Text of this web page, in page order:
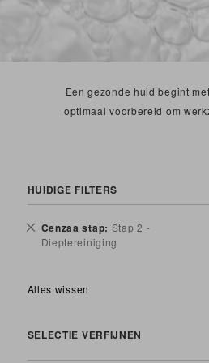
Een gezonde huid begint
optimaal voorbereid om
HUIDIGE FILTERS
Cenzaa stap Stap 2 -
Dieptereiniging
Verwijder
dit
Alles wissen
SELECTIE VERFIJNEN